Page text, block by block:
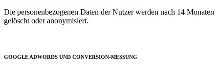
Die personenbezogenen Daten der Nutzer werden nach 14 Monaten
gelöscht oder anonymisiert.
GOOGLE ADWORDS UND CONVERSION-MESSUNG